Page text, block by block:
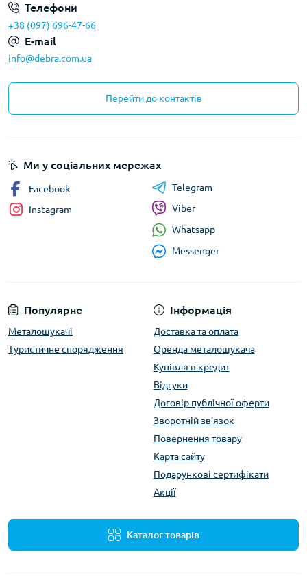
Телефони
+38 (097) 696-47-66
E-mail
info@debra.com.ua
Перейти до контактів
Популярне
Металошукачі
Туристичне спорядження
Інформація
Доставка та оплата
Оренда металошукача
Купівля в кредит
Відгуки
Договір публічної оферти
Зворотній зв’язок
Повернення товару
Карта сайту
Подарункові сертифікати
Акції
Каталог товарів
Ми у соціальних мережах
Facebook
Instagram
Telegram
Viber
Whatsapp
Messenger